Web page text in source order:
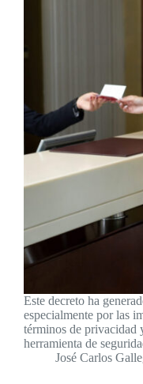
Este decreto ha
especialmente por las
términos de privacidad
herramienta de
José Carlos